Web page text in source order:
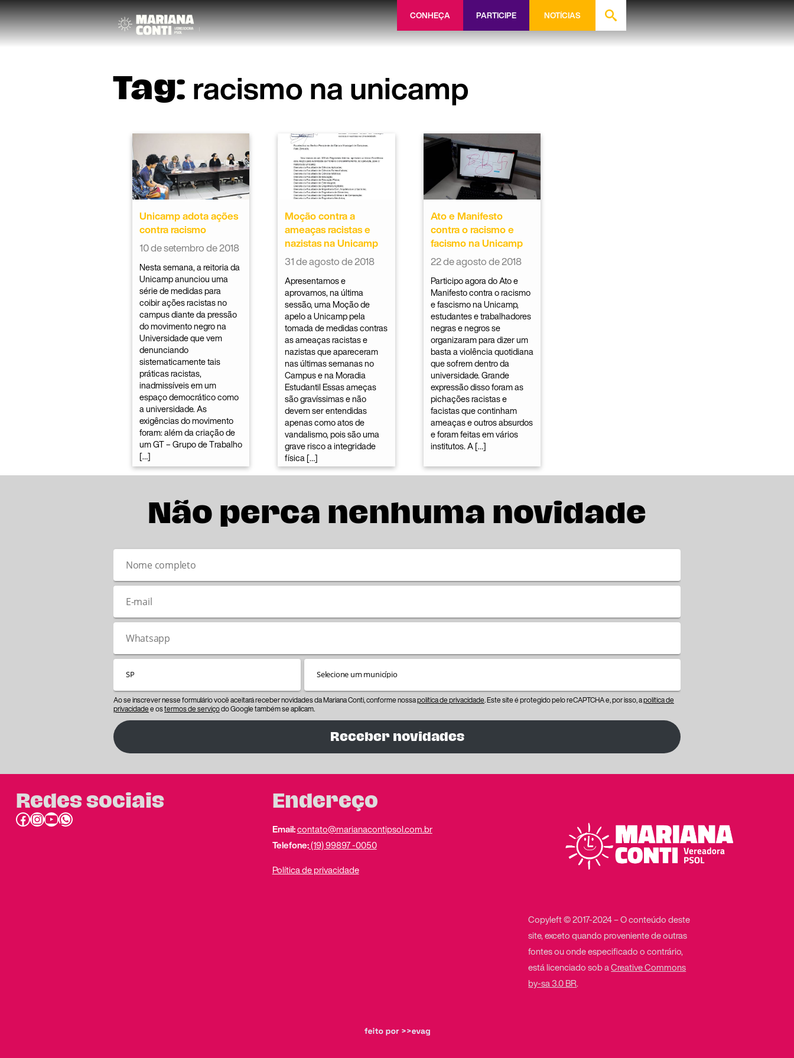
CONHEÇA PARTICIPE NOTÍCIAS
Tag: racismo na unicamp
Unicamp adota ações
contra racismo
10 de setembro de 2018
Nesta semana, a reitoria da
Unicamp anunciou uma
série de medidas para
coibir ações racistas no
campus diante da pressão
do movimento negro na
Universidade que vem
denunciando
sistematicamente tais
práticas racistas,
inadmissíveis em um
espaço democrático como
a universidade. As
exigências do movimento
foram: além da criação de
um GT – Grupo de Trabalho
[…]
Moção contra a
ameaças racistas e
nazistas na Unicamp
31 de agosto de 2018
Apresentamos e
aprovamos, na última
sessão, uma Moção de
apelo a Unicamp pela
tomada de medidas contras
as ameaças racistas e
nazistas que apareceram
nas últimas semanas no
Campus e na Moradia
Estudantil Essas ameças
são gravíssimas e não
devem ser entendidas
apenas como atos de
vandalismo, pois são uma
grave risco a integridade
física […]
Ato e Manifesto
contra o racismo e
facismo na Unicamp
22 de agosto de 2018
Participo agora do Ato e
Manifesto contra o racismo
e fascismo na Unicamp,
estudantes e trabalhadores
negras e negros se
organizaram para dizer um
basta a violência quotidiana
que sofrem dentro da
universidade. Grande
expressão disso foram as
pichações racistas e
facistas que continham
ameaças e outros absurdos
e foram feitas em vários
institutos. A […]
Não perca nenhuma novidade
Ao se inscrever nesse formulário você aceitará receber novidades da Mariana Conti, conforme nossapolítica de privacidade. Este site é protegido pelo reCAPTCHA e, por isso, apolítica de
privacidadee ostermos de serviçodo Google também se aplicam.
Receber novidades
Redes sociais
Facebook InstagramYoutube link do whatsapp
Endereço
Email:contato@marianacontipsol.com.br
Telefone:(19) 99897 -0050
Política de privacidade
Copyleft © 2017-2024 – O conteúdo deste
site, exceto quando proveniente de outras
fontes ou onde especificado o contrário,
está licenciado sob aCreative Commons
by-sa 3.0 BR.